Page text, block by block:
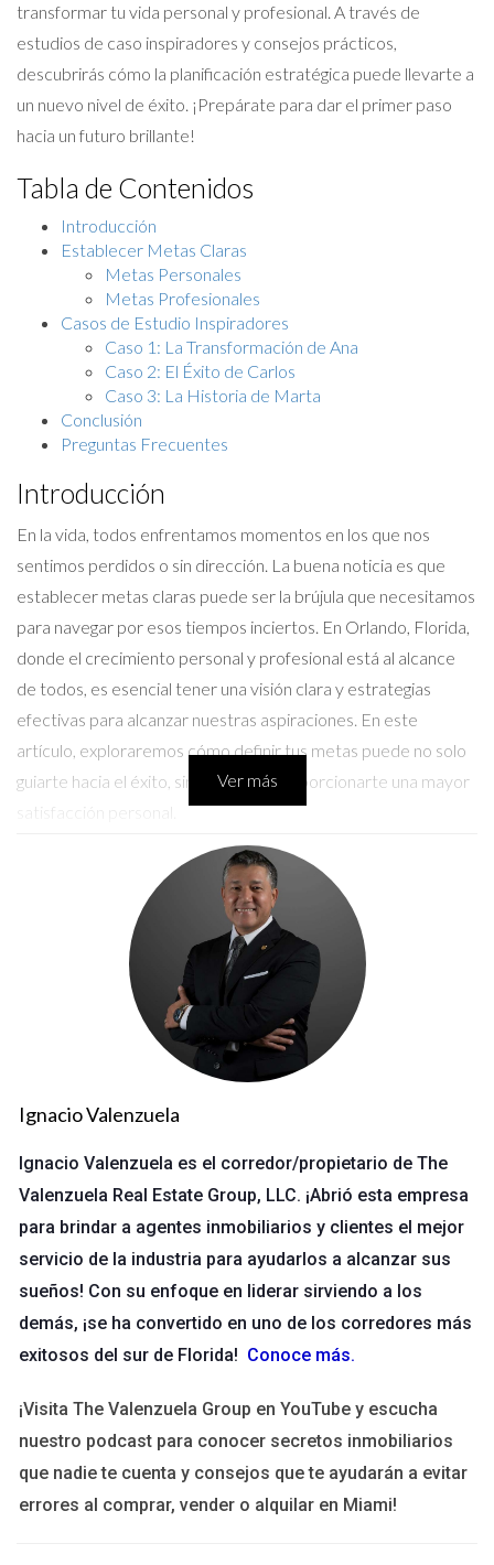
transformar tu vida personal y profesional. A través de
estudios de caso inspiradores y consejos prácticos,
descubrirás cómo la planificación estratégica puede llevarte a
un nuevo nivel de éxito. ¡Prepárate para dar el primer paso
hacia un futuro brillante!
Tabla de Contenidos
Introducción
Establecer Metas Claras
Metas Personales
Metas Profesionales
Casos de Estudio Inspiradores
Caso 1: La Transformación de Ana
Caso 2: El Éxito de Carlos
Caso 3: La Historia de Marta
Conclusión
Preguntas Frecuentes
Introducción
En la vida, todos enfrentamos momentos en los que nos
sentimos perdidos o sin dirección. La buena noticia es que
establecer metas claras puede ser la brújula que necesitamos
para navegar por esos tiempos inciertos. En Orlando, Florida,
donde el crecimiento personal y profesional está al alcance
de todos, es esencial tener una visión clara y estrategias
efectivas para alcanzar nuestras aspiraciones. En este
artículo, exploraremos cómo definir tus metas puede no solo
guiarte hacia el éxito, sino también proporcionarte una mayor
satisfacción personal.
Establecer Metas Claras
Definir metas claras es un proceso fundamental que requiere
reflexión y planificación. Las metas pueden clasificarse en dos
categorías principales: personales y profesionales. Cada una
tiene su propio conjunto de desafíos y recompensas.
Metas Personales
Las metas personales son aquellas que se centran en tu
desarrollo individual. Pueden incluir aspectos como la salud,
metas personales efectivas, considera lo siguiente:
Reflexiona sobre tus valores y prioridades.
Define qué significa el éxito para ti.
Escribe tus metas y revísalas regularmente.
Metas Profesionales
carrera. Estas pueden abarcar desde obtener un ascenso
hasta cambiar de carrera por completo. Aquí hay algunos
pasos para ayudarte a establecer metas profesionales:
Ver más
Ignacio Valenzuela
Ignacio Valenzuela es el corredor/propietario de The
Valenzuela Real Estate Group, LLC. ¡Abrió esta empresa
para brindar a agentes inmobiliarios y clientes el mejor
servicio de la industria para ayudarlos a alcanzar sus
sueños! Con su enfoque en liderar sirviendo a los
demás, ¡se ha convertido en uno de los corredores más
exitosos del sur de Florida! Conoce más.
¡Visita The Valenzuela Group en YouTube y escucha
nuestro podcast para conocer secretos inmobiliarios
que nadie te cuenta y consejos que te ayudarán a evitar
errores al comprar, vender o alquilar en Miami!